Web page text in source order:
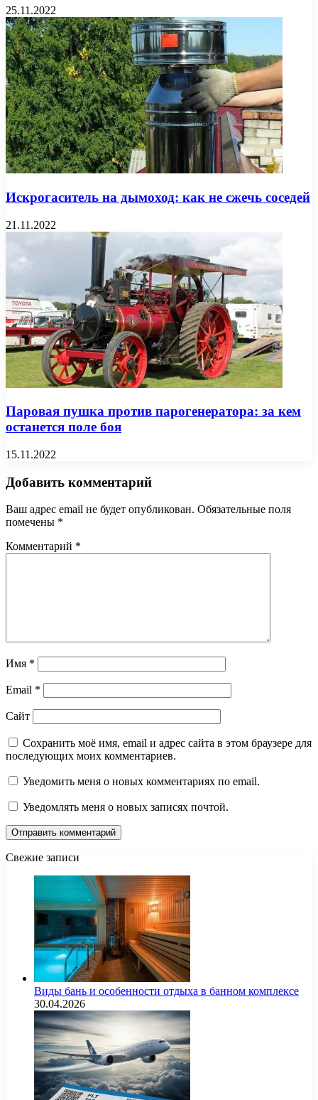
25.11.2022
Искрогаситель на дымоход: как не сжечь соседей
21.11.2022
Паровая пушка против парогенератора: за кем
останется поле боя
15.11.2022
Добавить комментарий
Ваш адрес email не будет опубликован. Обязательные поля
помечены *
Комментарий *
Имя *
Email *
Сайт
Сохранить моё имя, email и адрес сайта в этом браузере для
последующих моих комментариев.
Уведомить меня о новых комментариях по email.
Уведомлять меня о новых записях почтой.
Свежие записи
Виды бань и особенности отдыха в банном комплексе
30.04.2026